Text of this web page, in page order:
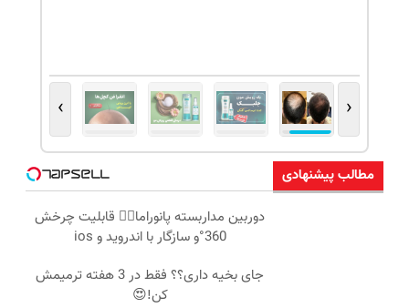
‹
›
مطالب پیشنهادی
دوربین مداربسته پانوراما👈🏻 قابلیت چرخش
360°و سازگار با اندروید و ios
جای بخیه داری؟؟ فقط در 3 هفته ترمیمش
کن!😍